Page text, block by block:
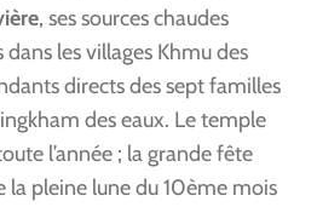
, ses sources chaudes
dans les villages Khmu des
directs des sept familles
des eaux. Le temple
l’année ; la grande fête
la pleine lune du 10ème mois